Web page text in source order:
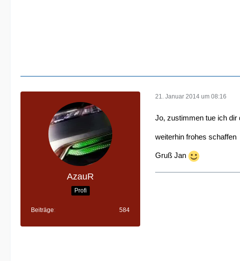
AzauR
Profi
Beiträge 584
21. Januar 2014 um 08:16
Jo, zustimmen tue ich dir
weiterhin frohes schaffen
Gruß Jan